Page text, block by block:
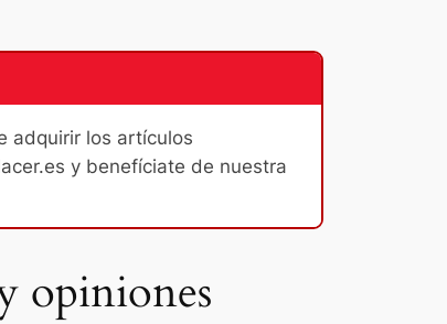
adquirir los artículos
y benefíciate de nuestra
opiniones